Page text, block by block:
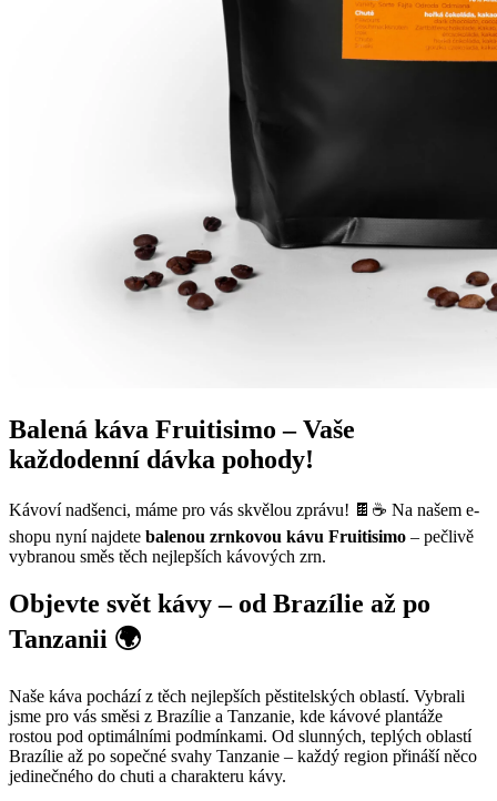
Balená káva Fruitisimo – Vaše
každodenní dávka pohody!
Kávoví nadšenci, máme pro vás skvělou zprávu! 🍫☕️ Na našem e-
shopu nyní najdete balenou zrnkovou kávu Fruitisimo – pečlivě
vybranou směs těch nejlepších kávových zrn.
Objevte svět kávy – od Brazílie až po
Tanzanii 🌍
Naše káva pochází z těch nejlepších pěstitelských oblastí. Vybrali
jsme pro vás směsi z Brazílie a Tanzanie, kde kávové plantáže
rostou pod optimálními podmínkami. Od slunných, teplých oblastí
Brazílie až po sopečné svahy Tanzanie – každý region přináší něco
jedinečného do chuti a charakteru kávy.